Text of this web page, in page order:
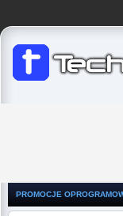
PROMOCJE